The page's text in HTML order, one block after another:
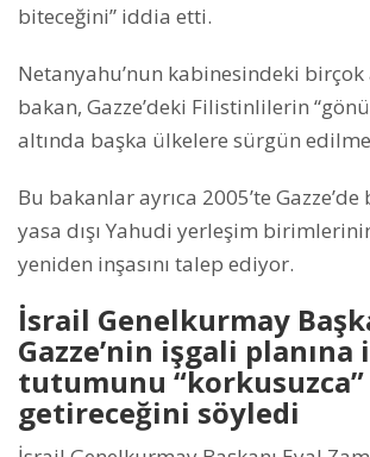
biteceğini” iddia etti.
Netanyahu’nun kabinesindeki birçok
bakan, Gazze’deki Filistinlilerin
altında başka ülkelere sürgün
Bu bakanlar ayrıca 2005’te Gazze’de
yasa dışı Yahudi yerleşim
yeniden inşasını talep ediyor.
İsrail Genelkurmay
Gazze’nin işgali
tutumunu
getireceğini söyledi